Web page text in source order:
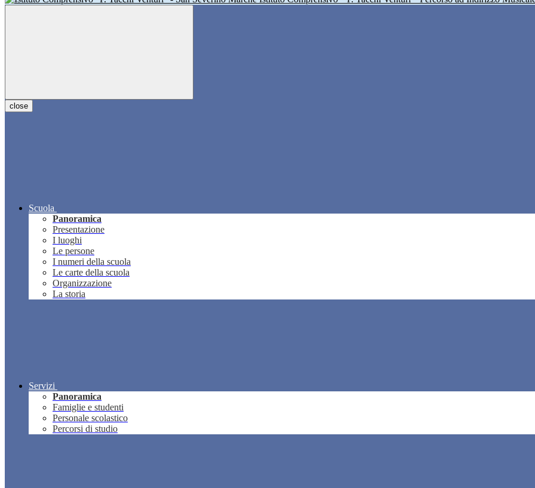
close
Scuola
Panoramica
Presentazione
I luoghi
Le persone
I numeri della scuola
Le carte della scuola
Organizzazione
La storia
Servizi
Panoramica
Famiglie e studenti
Personale scolastico
Percorsi di studio